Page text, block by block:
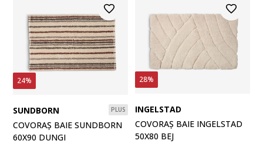
24%
SUNDBORN PLUS
COVORAȘ BAIE SUNDBORN
60X90 DUNGI
28%
INGELSTAD
COVORAȘ BAIE INGELSTAD
50X80 BEJ